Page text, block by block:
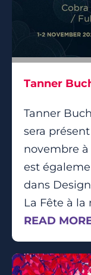
Tanner
Tanner
sera présent
novembre à
est
dans
La Fête à la
READ